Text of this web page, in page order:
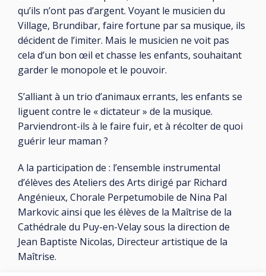
qu’ils n’ont pas d’argent. Voyant le musicien du
Village, Brundibar, faire fortune par sa musique, ils
décident de l’imiter. Mais le musicien ne voit pas
cela d’un bon œil et chasse les enfants, souhaitant
garder le monopole et le pouvoir.
S’alliant à un trio d’animaux errants, les enfants se
liguent contre le « dictateur » de la musique.
Parviendront-ils à le faire fuir, et à récolter de quoi
guérir leur maman ?
A la participation de : l’ensemble instrumental
d’élèves des Ateliers des Arts dirigé par Richard
Angénieux, Chorale Perpetumobile de Nina Pal
Markovic ainsi que les élèves de la Maîtrise de la
Cathédrale du Puy-en-Velay sous la direction de
Jean Baptiste Nicolas, Directeur artistique de la
Maîtrise.